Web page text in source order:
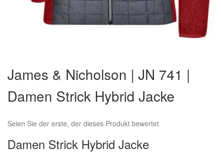
der
Bildergalerie
springen
James & Nicholson | JN 741 |
Damen Strick Hybrid Jacke
Seien Sie der erste, der dieses Produkt bewertet
Damen Strick Hybrid Jacke